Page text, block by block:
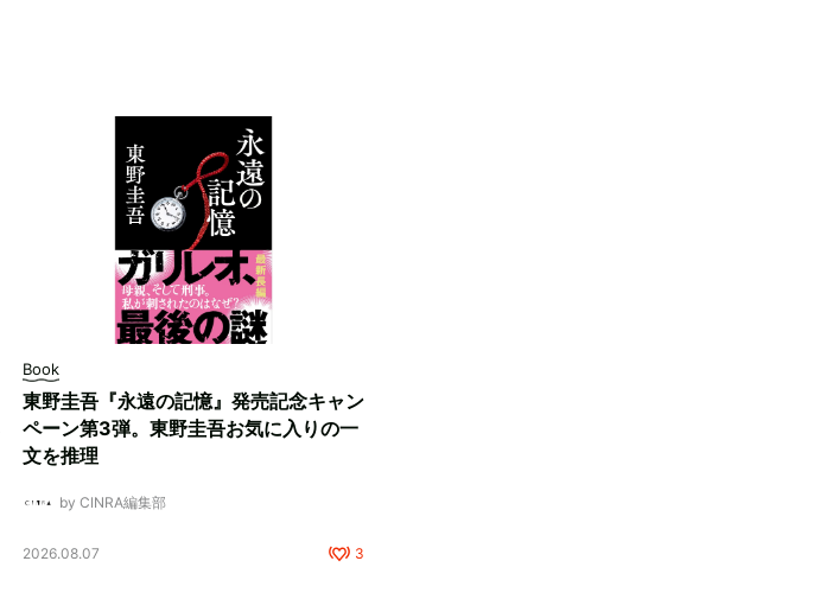
Book
東野圭吾『永遠の記憶』発売記念キャン
ペーン第3弾。東野圭吾お気に入りの一
文を推理
by CINRA編集部
2026.08.07 3